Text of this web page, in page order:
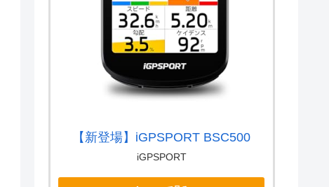
【新登場】iGPSPORT BSC500
iGPSPORT